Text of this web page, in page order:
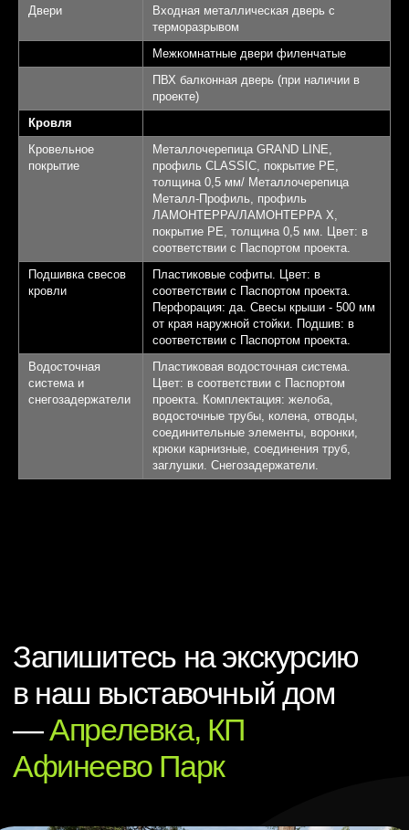
Двери
Входная металлическая дверь с
терморазрывом
Межкомнатные двери филенчатые
ПВХ балконная дверь (при наличии в
проекте)
Кровля
Кровельное
покрытие
Металлочерепица GRAND LINE,
профиль CLASSIC, покрытие PE,
толщина 0,5 мм/ Металлочерепица
Металл-Профиль, профиль
ЛАМОНТЕРРА/ЛАМОНТЕРРА Х,
покрытие PE, толщина 0,5 мм. Цвет: в
соответствии с Паспортом проекта.
Подшивка свесов
кровли
Пластиковые софиты. Цвет: в
соответствии с Паспортом проекта.
Перфорация: да. Свесы крыши - 500 мм
от края наружной стойки. Подшив: в
соответствии с Паспортом проекта.
Водосточная
система и
снегозадержатели
Пластиковая водосточная система.
Цвет: в соответствии с Паспортом
проекта. Комплектация: желоба,
водосточные трубы, колена, отводы,
соединительные элементы, воронки,
крюки карнизные, соединения труб,
заглушки. Снегозадержатели.